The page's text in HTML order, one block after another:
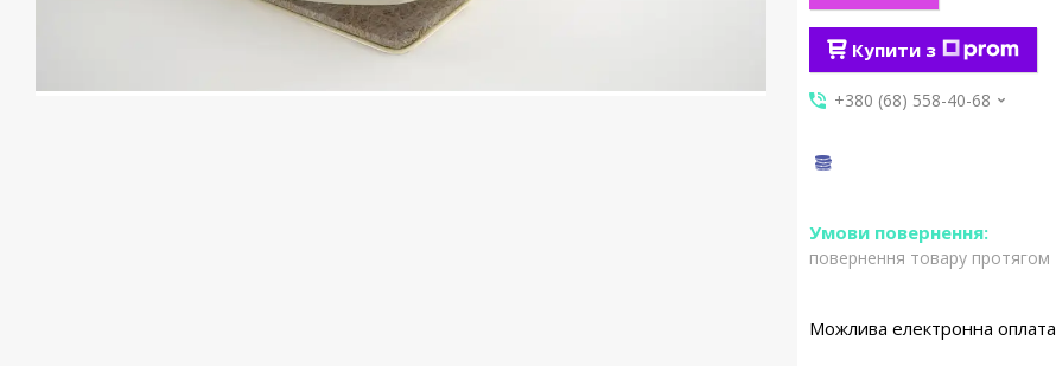
Купити з
+380 (68) 558-40-68
повернення товару протягом